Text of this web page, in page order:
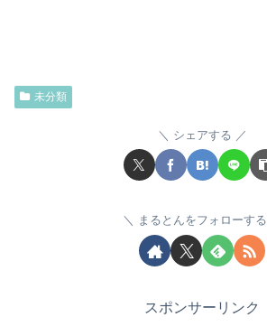
未分類
シェアする
まるとんをフォローする
スポンサーリンク